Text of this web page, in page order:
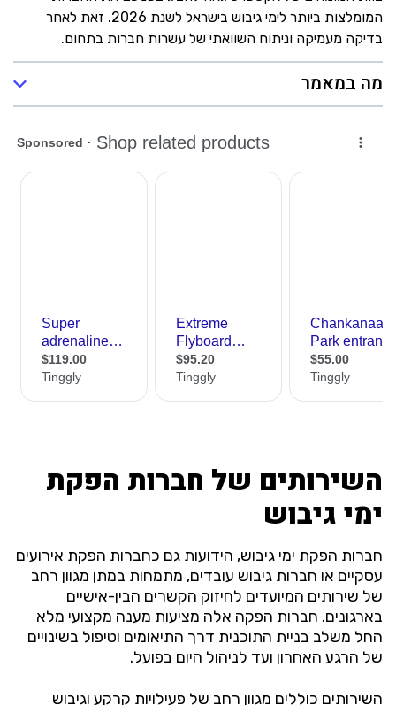
המומלצות ביותר לימי גיבוש בישראל לשנת 2026. זאת לאחר
בדיקה מעמיקה וניתוח השוואתי של עשרות חברות בתחום.
מה במאמר
השירותים של חברות הפקת
ימי גיבוש
חברות הפקת ימי גיבוש, הידועות גם כחברות הפקת אירועים
עסקיים או חברות גיבוש עובדים, מתמחות במתן מגוון רחב
של שירותים המיועדים לחיזוק הקשרים הבין-אישיים
בארגונים. חברות הפקה אלה מציעות מענה מקצועי מלא
החל משלב בניית התוכנית דרך התיאומים וטיפול בשינויים
של הרגע האחרון ועד לניהול היום בפועל.
השירותים כוללים מגוון רחב של פעילויות קרקע וגיבוש